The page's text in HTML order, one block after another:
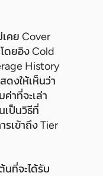
คย Cover
ดยอิง Cold
History
งให้เห็นว่า
าที่จะเล่า
เป็นวิธีที่
เข้าถึง Tier
ที่จะได้รับ